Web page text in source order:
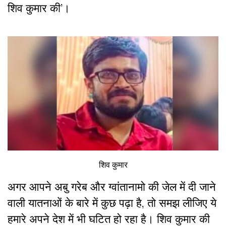
शिव कुमार की’।
शिव कुमार
अगर आपने अबु गरेब और ग्वांतानामो की जेल में दी जाने
वाली यातनाओं के बारे में कुछ पढ़ा है, तो समझ लीजिए ये
हमारे अपने देश में भी घटित हो रहा है। शिव कुमार की